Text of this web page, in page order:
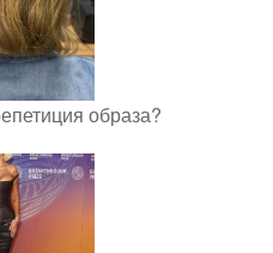
образа?